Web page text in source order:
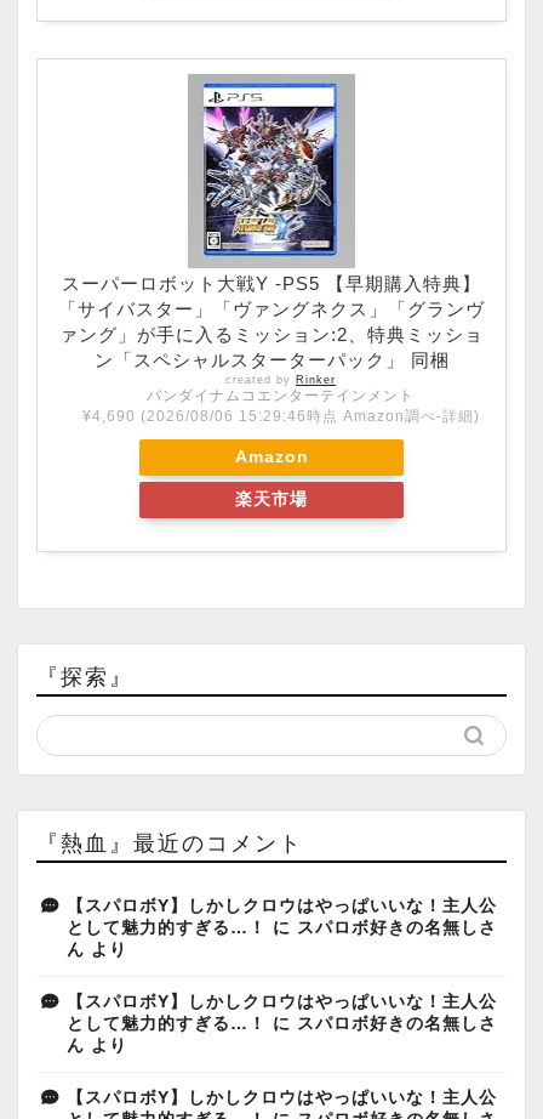
スーパーロボット大戦Y -PS5 【早期購入特典】
「サイバスター」「ヴァングネクス」「グランヴ
ァング」が手に入るミッション:2、特典ミッショ
ン「スペシャルスターターパック」 同梱
created by Rinker
バンダイナムコエンターテインメント
¥4,690 (2026/08/06 15:29:46時点 Amazon調べ-詳細)
Amazon
楽天市場
『探索』
『熱血』最近のコメント
【スパロボY】しかしクロウはやっぱいいな！主人公
として魅力的すぎる…！
に スパロボ好きの名無しさ
ん より
【スパロボY】しかしクロウはやっぱいいな！主人公
として魅力的すぎる…！
に スパロボ好きの名無しさ
ん より
【スパロボY】しかしクロウはやっぱいいな！主人公